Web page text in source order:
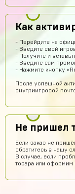
Как
- Перейдите на
- Введите свой
- Получите и
- Введите сам
- Нажмите кнопку
После успешной
внутриигровой
Не пришел
Если заказ не
обратитесь в нашу
В случае, если
товара или оформим
hits250908
Годно
Fese
Магаз
Артём Грошев
Я не бот
Думаю,это
Точно прям
😈